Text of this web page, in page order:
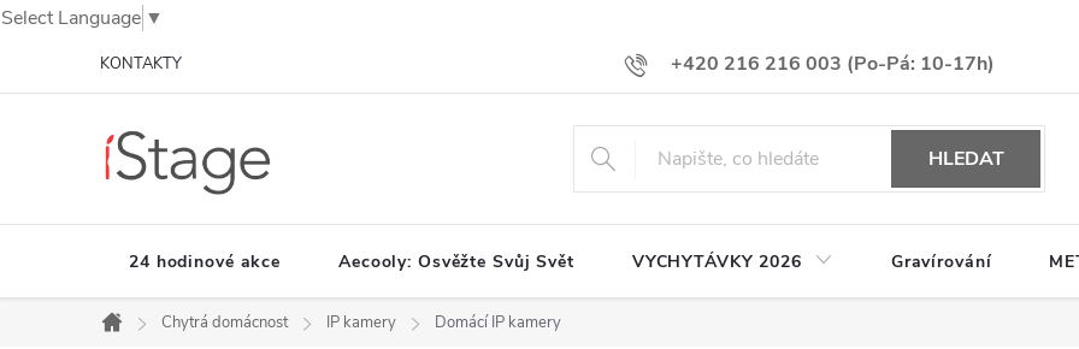
Select Language ▼
+420 216 216 003
KONTAKTY
HLEDAT
24 hodinové akce Aecooly: Osvěžte Svůj Svět VYCHYTÁVKY 2026 Gravírování
Domů
Chytrá domácnost IP kamery Domácí IP kamery